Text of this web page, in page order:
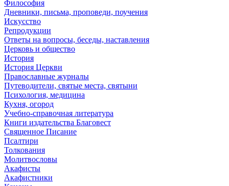
Философия
Дневники, письма, проповеди, поучения
Искусство
Репродукции
Ответы на вопросы, беседы, наставления
Церковь и общество
История
История Церкви
Православные журналы
Путеводители, святые места, святыни
Психология, медицина
Кухня, огород
Учебно-справочная литература
Книги издательства Благовест
Священное Писание
Псалтири
Толкования
Молитвословы
Акафисты
Акафистники